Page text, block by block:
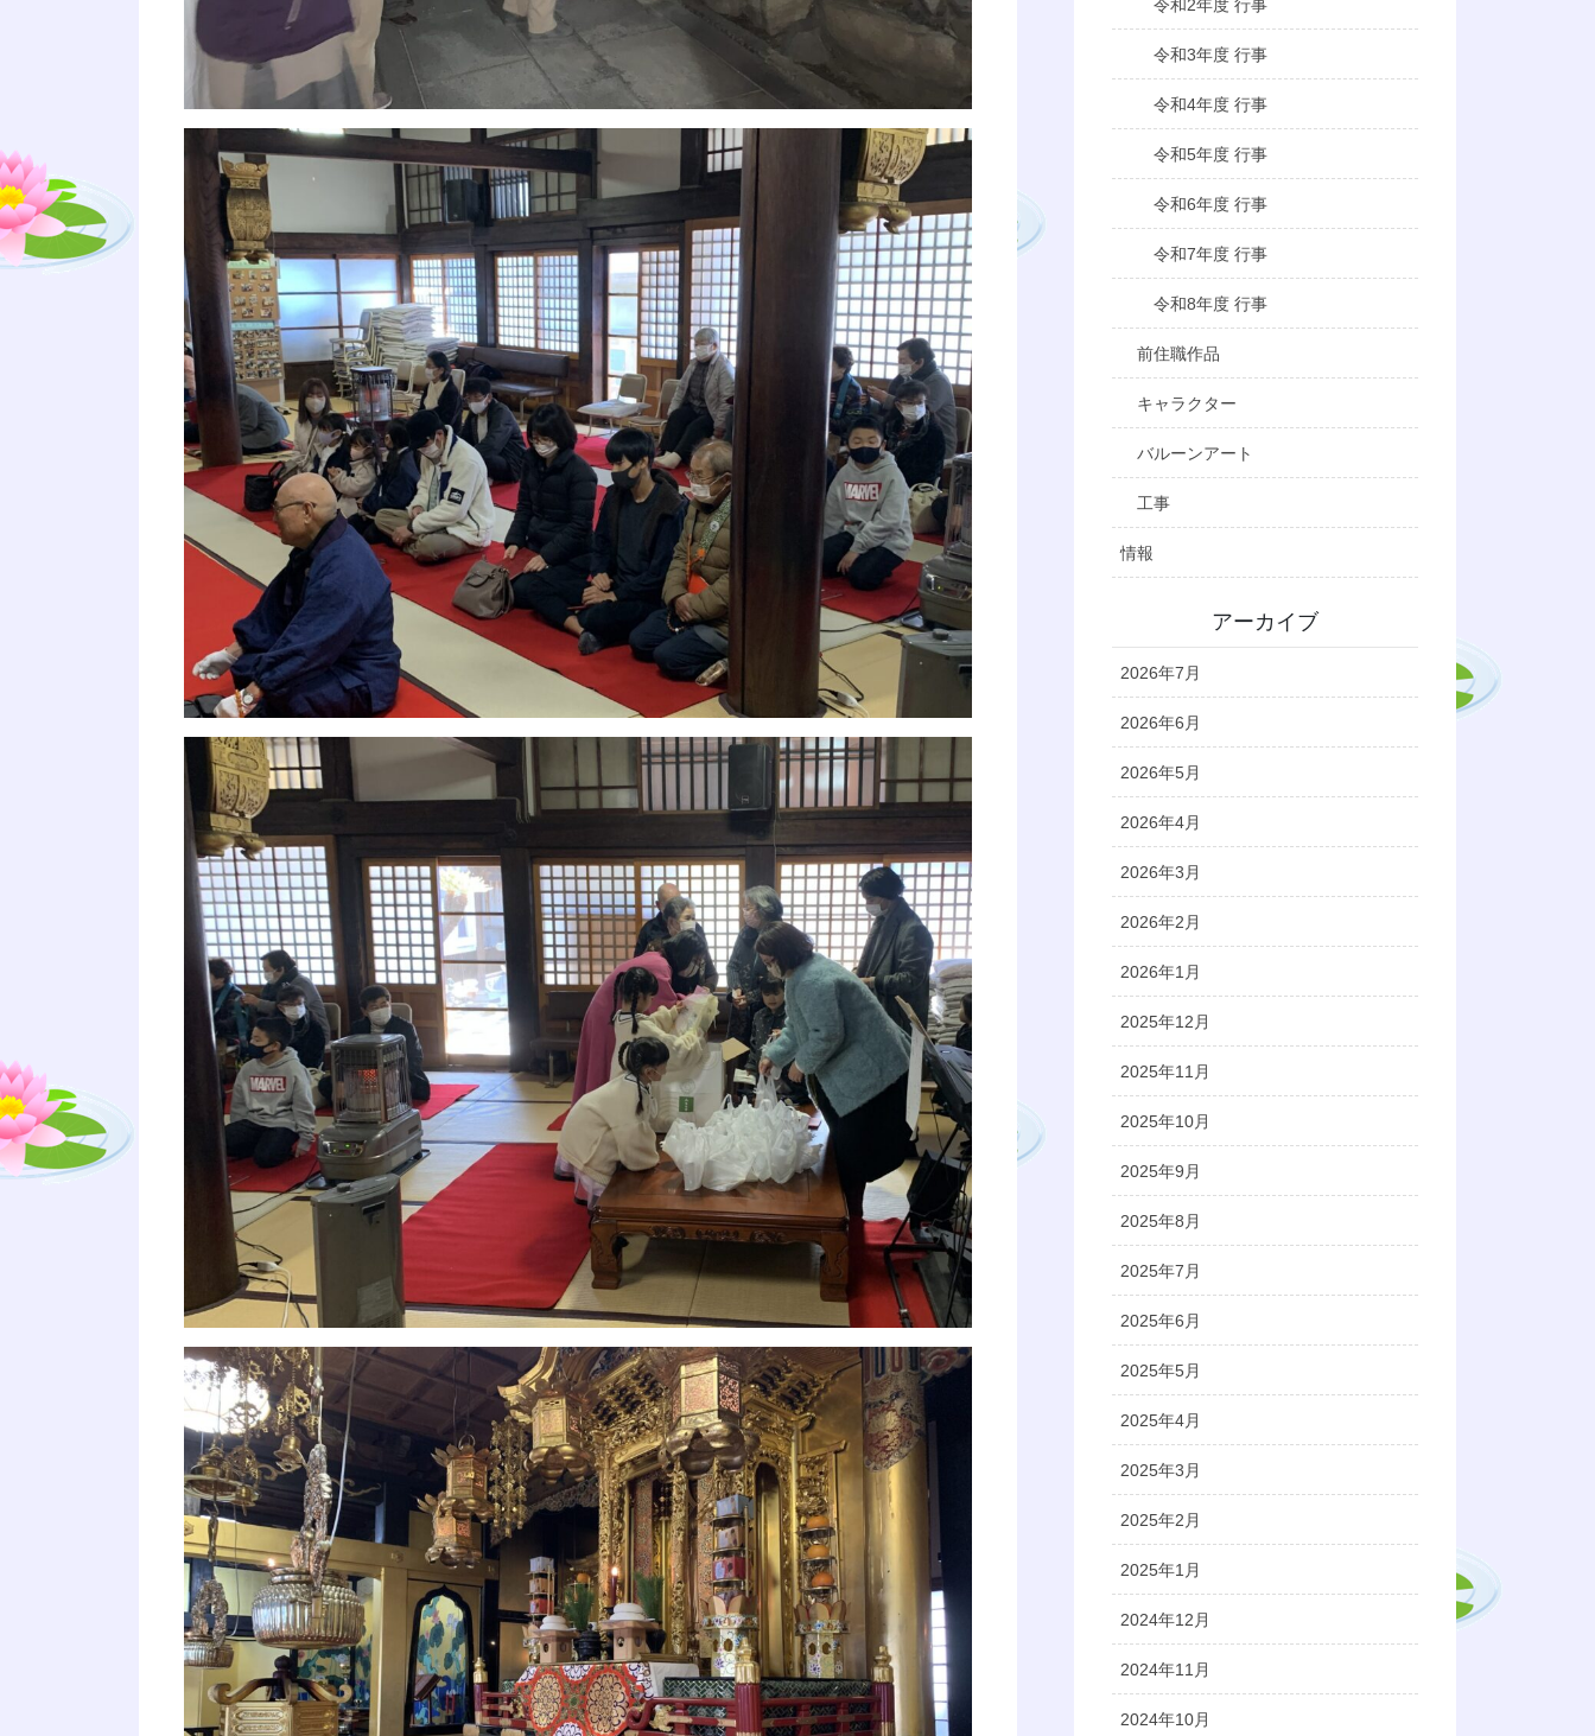
令和2年度 行事
令和3年度 行事
令和4年度 行事
令和5年度 行事
令和6年度 行事
令和7年度 行事
令和8年度 行事
前住職作品
キャラクター
バルーンアート
工事
情報
アーカイブ
2026年7月
2026年6月
2026年5月
2026年4月
2026年3月
2026年2月
2026年1月
2025年12月
2025年11月
2025年10月
2025年9月
2025年8月
2025年7月
2025年6月
2025年5月
2025年4月
2025年3月
2025年2月
2025年1月
2024年12月
2024年11月
2024年10月